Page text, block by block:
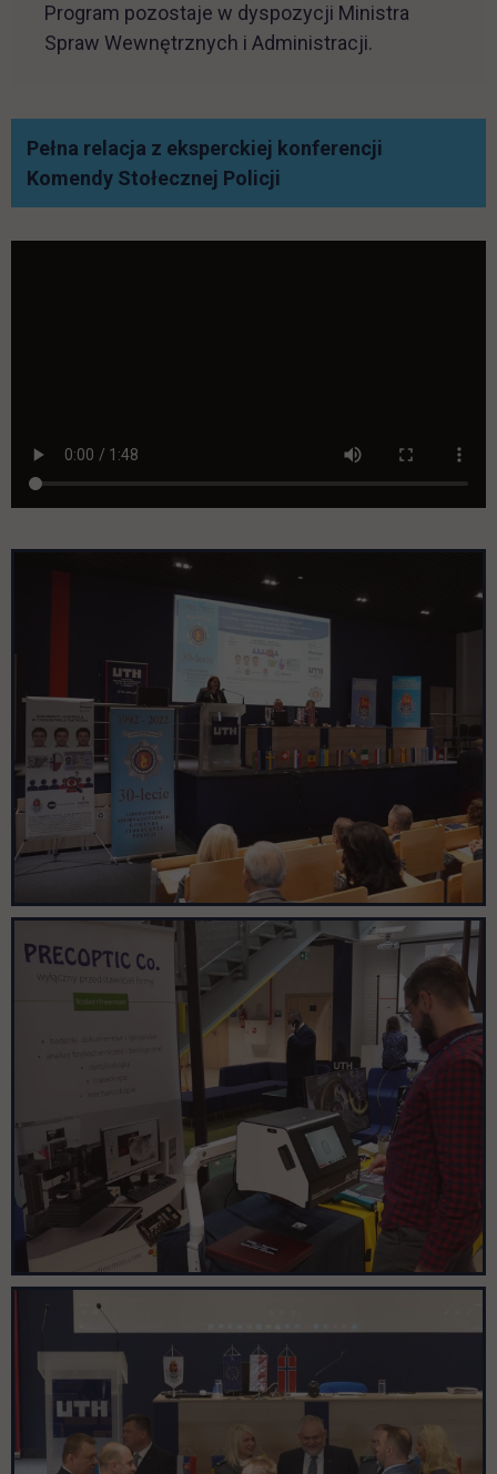
Program pozostaje w dyspozycji Ministra
Spraw Wewnętrznych i Administracji.
Pełna relacja z eksperckiej konferencji
Komendy Stołecznej Policji